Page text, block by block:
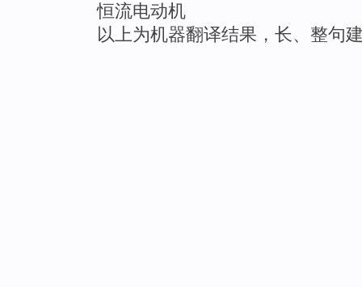
恒流电动机
以上为机器翻译结果，长、整句